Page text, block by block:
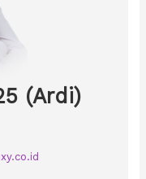
(Ardi)